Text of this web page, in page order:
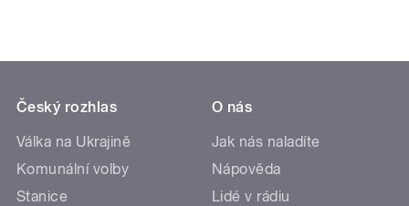
Český rozhlas
Válka na Ukrajině
Komunální volby
Stanice
O nás
Jak nás naladíte
Nápověda
Lidé v rádiu